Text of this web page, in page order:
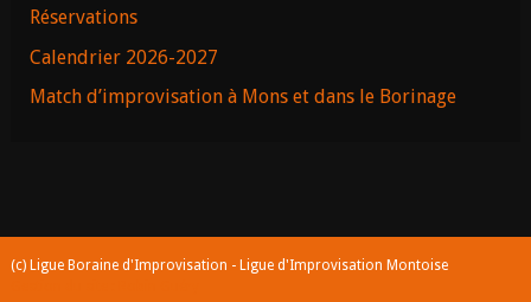
Réservations
Calendrier 2026-2027
Match d’improvisation à Mons et dans le Borinage
(c) Ligue Boraine d'Improvisation - Ligue d'Improvisation Montoise